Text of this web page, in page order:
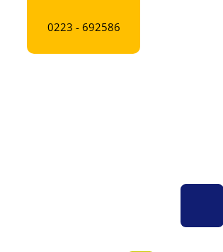
0223 - 692586